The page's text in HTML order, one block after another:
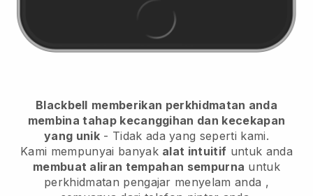
Blackbell memberikan perkhidmatan anda
membina tahap kecanggihan dan kecekapan
yang unik- Tidak ada yang seperti kami.
Kami mempunyai banyak alat intuitif untuk anda
membuat aliran tempahan sempurna untuk
perkhidmatan pengajar menyelam anda ,